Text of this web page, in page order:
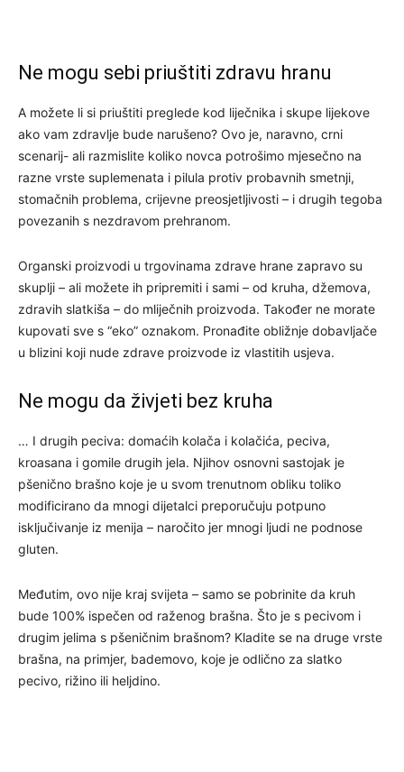
Ne mogu sebi priuštiti zdravu hranu
A možete li si priuštiti preglede kod liječnika i skupe lijekove
ako vam zdravlje bude narušeno? Ovo je, naravno, crni
scenarij- ali razmislite koliko novca potrošimo mjesečno na
razne vrste suplemenata i pilula protiv probavnih smetnji,
stomačnih problema, crijevne preosjetljivosti – i drugih tegoba
povezanih s nezdravom prehranom.
Organski proizvodi u trgovinama zdrave hrane zapravo su
skuplji – ali možete ih pripremiti i sami – od kruha, džemova,
zdravih slatkiša – do mliječnih proizvoda. Također ne morate
kupovati sve s “eko” oznakom. Pronađite obližnje dobavljače
u blizini koji nude zdrave proizvode iz vlastitih usjeva.
Ne mogu da živjeti bez kruha
… I drugih peciva: domaćih kolača i kolačića, peciva,
kroasana i gomile drugih jela. Njihov osnovni sastojak je
pšenično brašno koje je u svom trenutnom obliku toliko
modificirano da mnogi dijetalci preporučuju potpuno
isključivanje iz menija – naročito jer mnogi ljudi ne podnose
gluten.
Međutim, ovo nije kraj svijeta – samo se pobrinite da kruh
bude 100% ispečen od raženog brašna. Što je s pecivom i
drugim jelima s pšeničnim brašnom? Kladite se na druge vrste
brašna, na primjer, bademovo, koje je odlično za slatko
pecivo, rižino ili heljdino.